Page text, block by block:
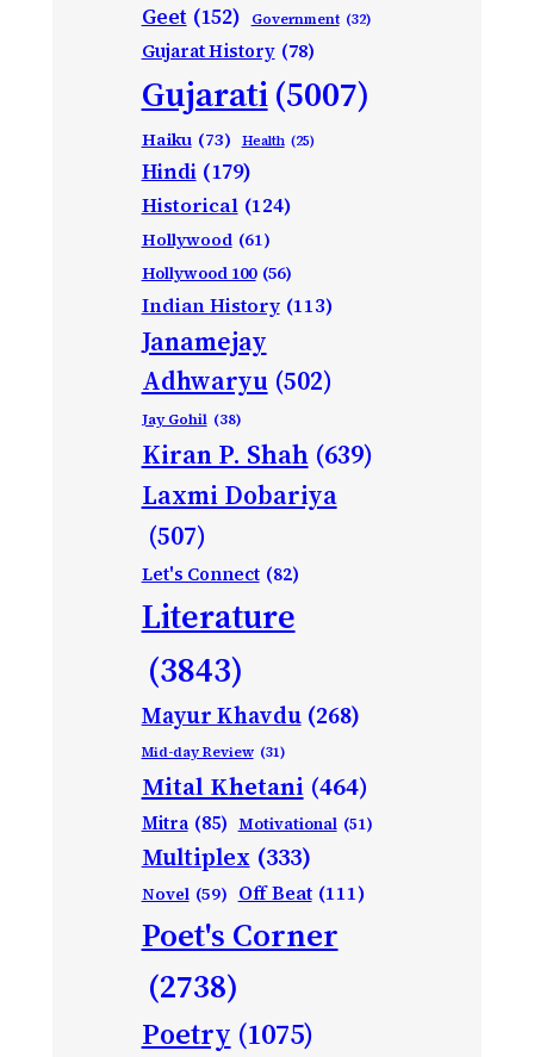
Geet (152) Government (32)
Gujarat History (78)
Gujarati(5007)
Haiku (73) Health (25)
Hindi (179)
Historical (124)
Hollywood (61)
Hollywood 100 (56)
Indian History (113)
Janamejay
Adhwaryu (502)
Jay Gohil (38)
Kiran P. Shah (639)
Laxmi Dobariya
(507)
Let's Connect (82)
Literature
(3843)
Mayur Khavdu (268)
Mid-day Review (31)
Mital Khetani (464)
Mitra (85) Motivational (51)
Multiplex (333)
Novel (59) Off Beat (111)
Poet's Corner
(2738)
Poetry (1075)